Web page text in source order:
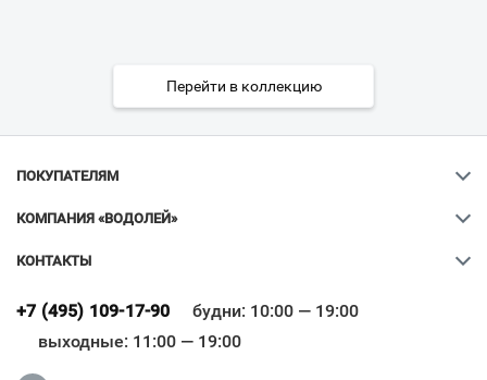
Перейти в коллекцию
ПОКУПАТЕЛЯМ
КОМПАНИЯ «ВОДОЛЕЙ»
КОНТАКТЫ
+7 (495) 109-17-90
будни: 10:00 — 19:00
выходные: 11:00 — 19:00
Всё верно